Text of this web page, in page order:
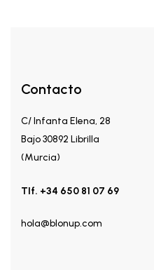
Contacto
C/ Infanta Elena, 28
Bajo 30892 Librilla
(Murcia)
Tlf. +34 650 81 07 69
hola@blonup.com